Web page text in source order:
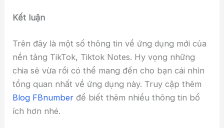
Kết luận
Trên đây là một số thông tin về ứng dụng mới của
nền tảng TikTok, Tiktok Notes. Hy vọng những
chia sẻ vừa rồi có thể mang đến cho bạn cái nhìn
tổng quan nhất về ứng dụng này. Truy cập thêm
Blog FBnumber để biết thêm nhiều thông tin bổ
ích hơn nhé.